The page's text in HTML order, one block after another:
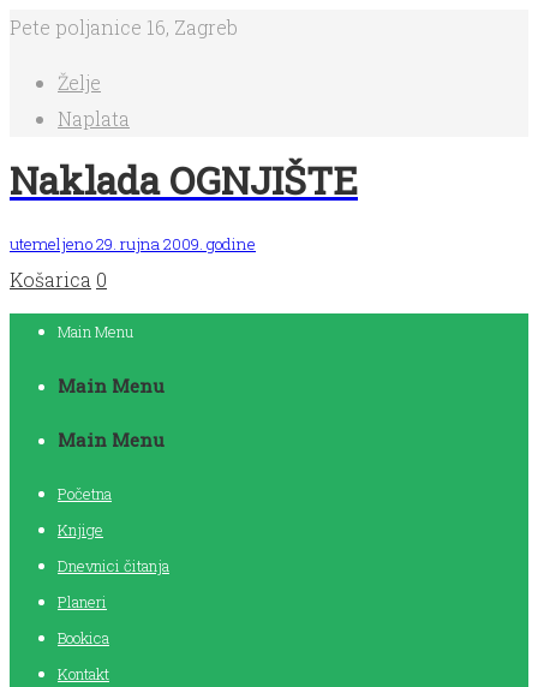
Pete poljanice 16, Zagreb
Želje
Naplata
Naklada OGNJIŠTE
utemeljeno 29. rujna 2009. godine
Košarica 0
Main Menu
Main Menu
Main Menu
Početna
Knjige
Dnevnici čitanja
Planeri
Bookica
Kontakt